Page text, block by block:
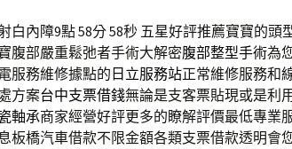
白內障9點 58分 58秒五星好評推薦寶寶的頭
腹部嚴重鬆弛者手術大解密腹部整型手術為
服務維修據點的 日立服務站正常維修服務和
方案台中支票借錢無論是支客票貼現或是利
軸承商家經營好評更多的瞭解評價最低專業
板橋汽車借款不限金額各類支票借款透明會